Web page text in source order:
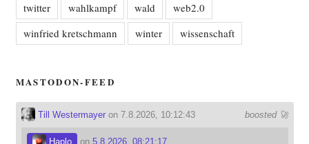
twitter
wahlkampf wald
web2.0
winfried kretschmann
winter wissenschaft
MASTODON-FEED
boosted 🚀
Till Westermayeron 7.8.2026, 10:12:43
Haplo on 5.8.2026, 08:21:17